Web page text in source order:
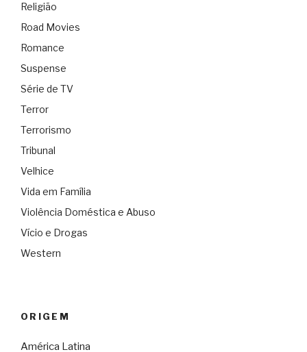
Religião
Road Movies
Romance
Suspense
Série de TV
Terror
Terrorismo
Tribunal
Velhice
Vida em Família
Violência Doméstica e Abuso
Vício e Drogas
Western
ORIGEM
América Latina